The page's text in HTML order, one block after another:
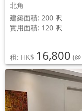
北角
建築面積: 200 呎
實用面積: 120 呎
租: HK$ 16,800